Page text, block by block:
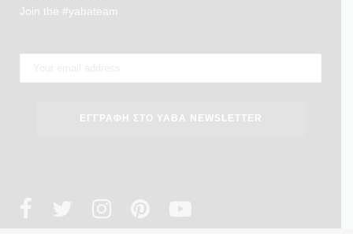
Join the #yabateam